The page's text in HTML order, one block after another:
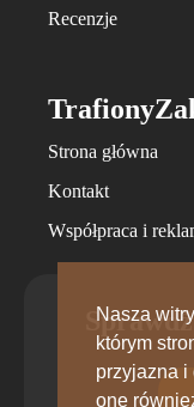
Recenzje
Strona główna
Kontakt
Współpraca i
Nasza
którym
przyjazna i
one